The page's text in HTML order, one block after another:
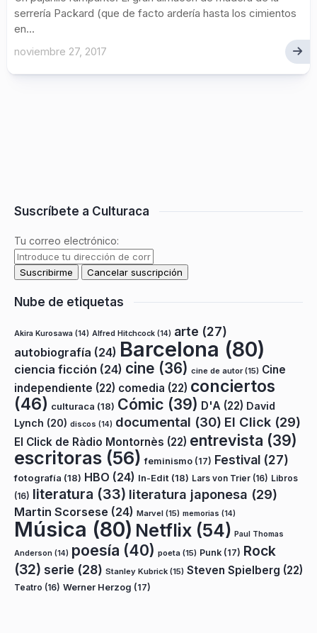
serrería Packard (que de facto ardería hasta los cimientos
en...
noviembre 27, 2017
Suscríbete a Culturaca
Tu correo electrónico:
Nube de etiquetas
Akira Kurosawa (14) Alfred Hitchcock (14) arte (27)
autobiografía (24) Barcelona (80)
ciencia ficción (24) cine (36) cine de autor(15) Cine
independiente (22) comedia (22) conciertos
(46) culturaca (18) Cómic (39) D'A (22) David
Lynch (20) discos (14) documental (30) El Click (29)
El Click de Ràdio Montornès (22) entrevista (39)
escritoras (56) feminismo (17) Festival (27)
fotografía (18) HBO (24) In-Edit (18) Lars von Trier (16) Libros
(16) literatura (33) literatura japonesa (29)
Martin Scorsese (24) Marvel (15) memorias (14)
Música (80) Netflix (54) Paul Thomas
Anderson (14) poesía (40) poeta (15) Punk (17) Rock
(32) serie (28) Stanley Kubrick (15) Steven Spielberg (22)
Teatro (16) Werner Herzog (17)